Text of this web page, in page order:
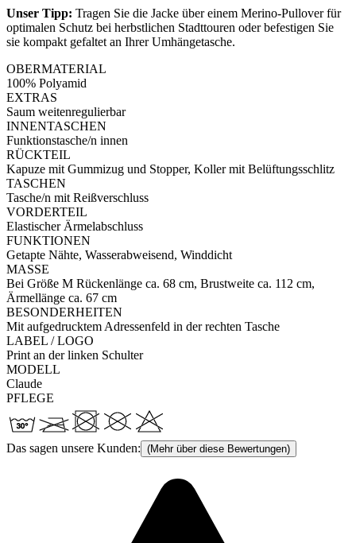
Unser Tipp: Tragen Sie die Jacke über einem Merino-Pullover für
optimalen Schutz bei herbstlichen Stadttouren oder befestigen Sie
sie kompakt gefaltet an Ihrer Umhängetasche.
OBERMATERIAL
100% Polyamid
EXTRAS
Saum weitenregulierbar
INNENTASCHEN
Funktionstasche/n innen
RÜCKTEIL
Kapuze mit Gummizug und Stopper, Koller mit Belüftungsschlitz
TASCHEN
Tasche/n mit Reißverschluss
VORDERTEIL
Elastischer Ärmelabschluss
FUNKTIONEN
Getapte Nähte, Wasserabweisend, Winddicht
MASSE
Bei Größe M Rückenlänge ca. 68 cm, Brustweite ca. 112 cm,
Ärmellänge ca. 67 cm
BESONDERHEITEN
Mit aufgedrucktem Adressenfeld in der rechten Tasche
LABEL / LOGO
Print an der linken Schulter
MODELL
Claude
PFLEGE
Das sagen unsere Kunden: (Mehr über diese Bewertungen)